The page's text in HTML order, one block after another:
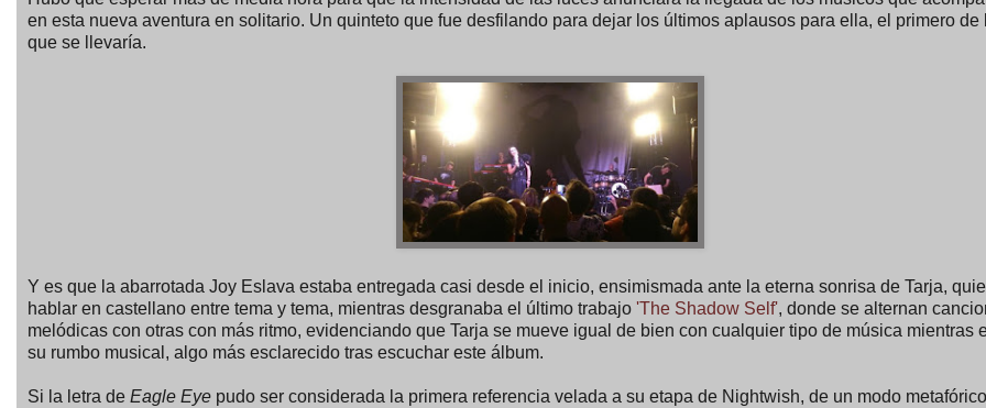
en esta nueva aventura en solitario. Un quinteto que fue desfilando para dejar los últimos aplausos para ella, el primero de
que se llevaría.
Y es que la abarrotada Joy Eslava estaba entregada casi desde el inicio, ensimismada ante la eterna sonrisa de Tarja,
hablar en castellano entre tema y tema, mientras desgranaba el último trabajo 'The Shadow Self', donde se alternan
melódicas con otras con más ritmo, evidenciando que Tarja se mueve igual de bien con cualquier tipo de música mientras
su rumbo musical, algo más esclarecido tras escuchar este álbum.
Si la letra de Eagle Eye pudo ser considerada la primera referencia velada a su etapa de Nightwish, de un modo